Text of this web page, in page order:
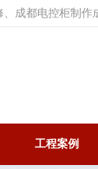
成都电控柜制作
工程案例